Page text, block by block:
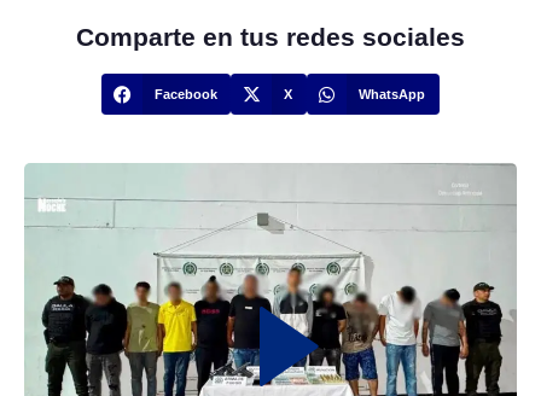
Comparte en tus redes sociales
Facebook X WhatsApp